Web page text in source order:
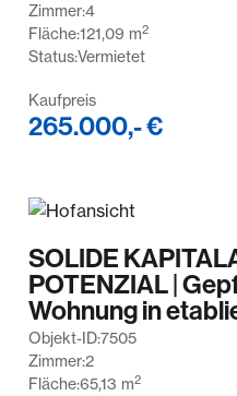
Zimmer:4
Fläche:121,09 m2
Status:Vermietet
Kaufpreis
265.000,- €
SOLIDE
POTENZIAL |
Wohnung in
Objekt-ID:7505
Zimmer:2
Fläche:65,13 m2